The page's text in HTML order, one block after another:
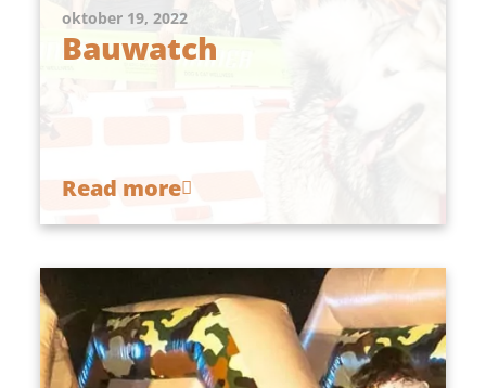
oktober 19, 2022
Bauwatch
Read more